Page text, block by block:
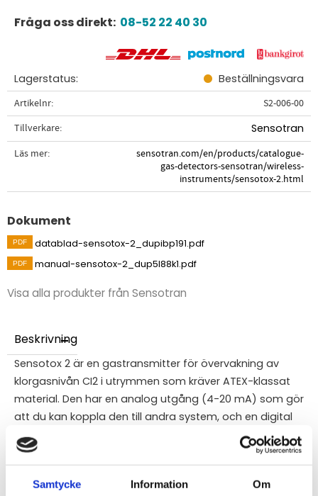
Samtycke Information Om
Fråga oss direkt: 08-52 22 40 30
Lagerstatus Beställningsvara
Artikelnr
S2-006-00
Tillverkare
Sensotran
Läs mer
sensotran.com/en/products/catalogue-
gas-detectors-sensotran/wireless-
instruments/sensotox-2.html
Dokument
datablad-sensotox-2_dupibp191.pdf
manual-sensotox-2_dup5l88k1.pdf
Visa alla produkter från Sensotran
Beskrivning
Sensotox 2 är en gastransmitter för övervakning av
klorgasnivån CI2 i utrymmen som kräver ATEX-klassat
material. Den har en analog utgång (4-20 mA) som gör
att du kan koppla den till andra system, och en digital
ModBus-utgång för att koppla ihop flera enheter till ett
överordnat system.